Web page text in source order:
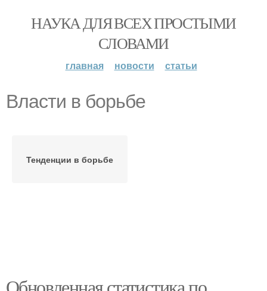
НАУКА ДЛЯ ВСЕХ ПРОСТЫМИ
СЛОВАМИ
главная новости статьи
Власти в борьбе
Тенденции в борьбе